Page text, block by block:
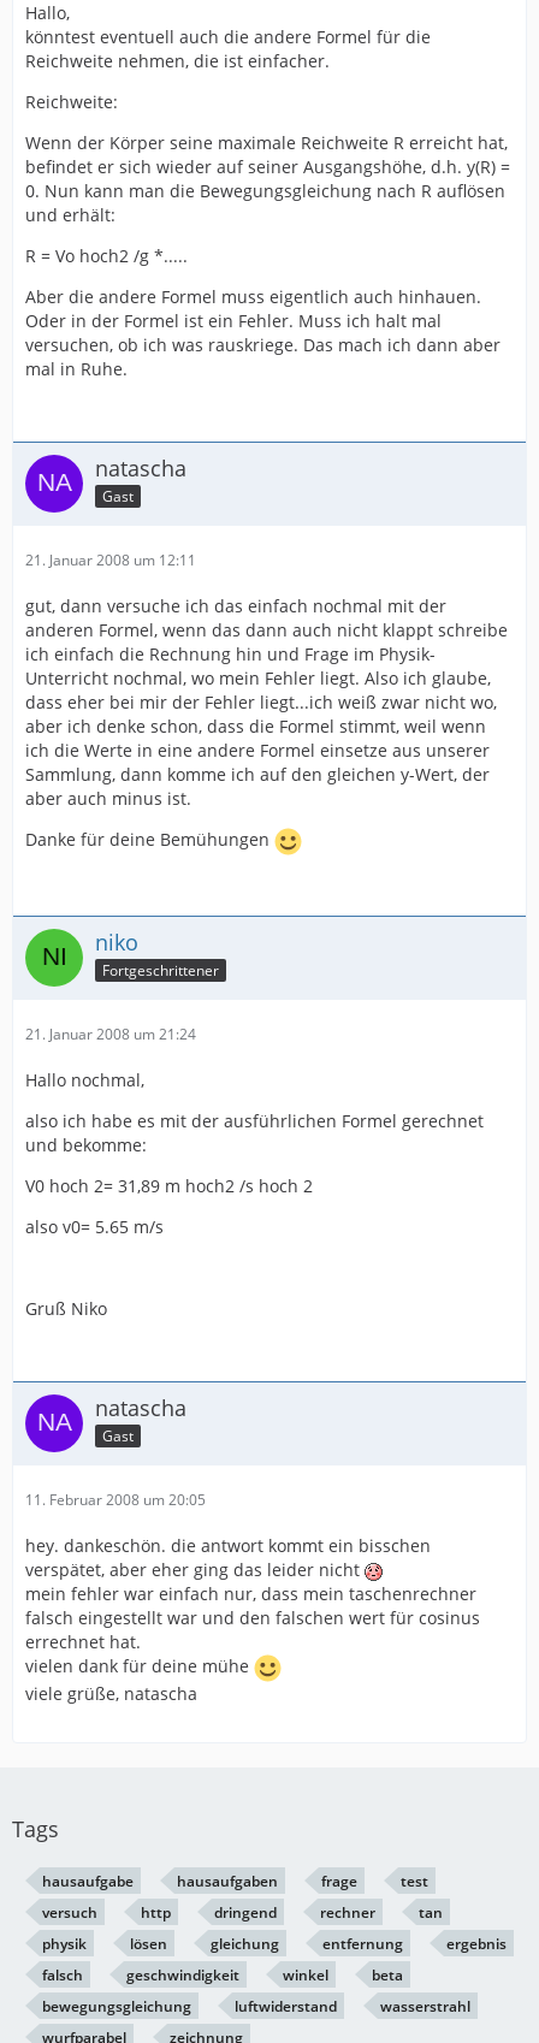
Hallo,
könntest eventuell auch die andere Formel für die
Reichweite nehmen, die ist einfacher.
Reichweite:
Wenn der Körper seine maximale Reichweite R erreicht hat,
befindet er sich wieder auf seiner Ausgangshöhe, d.h. y(R) =
0. Nun kann man die Bewegungsgleichung nach R auflösen
und erhält:
R = Vo hoch2 /g *.....
Aber die andere Formel muss eigentlich auch hinhauen.
Oder in der Formel ist ein Fehler. Muss ich halt mal
versuchen, ob ich was rauskriege. Das mach ich dann aber
mal in Ruhe.
natascha
Gast
21. Januar 2008 um 12:11
gut, dann versuche ich das einfach nochmal mit der
anderen Formel, wenn das dann auch nicht klappt schreibe
ich einfach die Rechnung hin und Frage im Physik-
Unterricht nochmal, wo mein Fehler liegt. Also ich glaube,
dass eher bei mir der Fehler liegt...ich weiß zwar nicht wo,
aber ich denke schon, dass die Formel stimmt, weil wenn
ich die Werte in eine andere Formel einsetze aus unserer
Sammlung, dann komme ich auf den gleichen y-Wert, der
aber auch minus ist.
Danke für deine Bemühungen
niko
Fortgeschrittener
21. Januar 2008 um 21:24
Hallo nochmal,
also ich habe es mit der ausführlichen Formel gerechnet
und bekomme:
V0 hoch 2= 31,89 m hoch2 /s hoch 2
also v0= 5.65 m/s
Gruß Niko
natascha
Gast
11. Februar 2008 um 20:05
hey. dankeschön. die antwort kommt ein bisschen
verspätet, aber eher ging das leider nicht
mein fehler war einfach nur, dass mein taschenrechner
falsch eingestellt war und den falschen wert für cosinus
errechnet hat.
vielen dank für deine mühe
viele grüße, natascha
Tags
hausaufgabe hausaufgaben frage
test
versuch
http dringend rechner
tan
physik
lösen gleichung entfernung
ergebnis
falsch
geschwindigkeit winkel
beta
bewegungsgleichung
luftwiderstand
wasserstrahl
wurfparabel
zeichnung